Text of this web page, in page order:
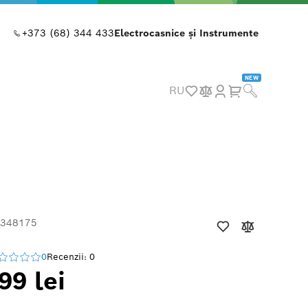
+373 (68) 344 433Electrocasnice și Instrumente
RU
NEW
0Recenzii: 0
lei